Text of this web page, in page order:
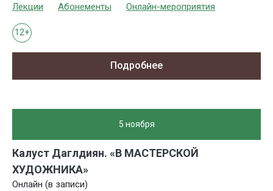
Лекции Абонементы Онлайн-мероприятия
12+
Подробнее
5 ноября
Калуст Даглдиян. «В МАСТЕРСКОЙ
ХУДОЖНИКА»
Онлайн (в записи)